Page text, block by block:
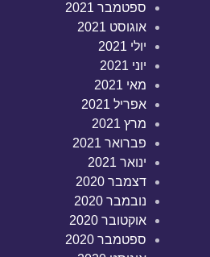
ספטמבר 2021
אוגוסט 2021
יולי 2021
יוני 2021
מאי 2021
אפריל 2021
מרץ 2021
פברואר 2021
ינואר 2021
דצמבר 2020
נובמבר 2020
אוקטובר 2020
ספטמבר 2020